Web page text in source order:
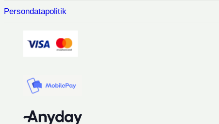
Persondatapolitik